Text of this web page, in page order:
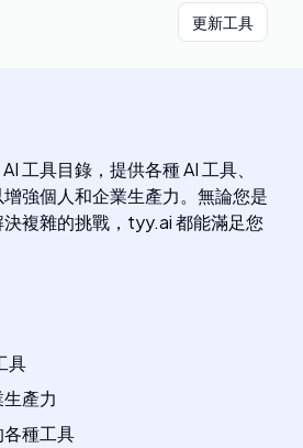
更新工具
工具目錄，提供各種 AI 工具、
強個人和企業生產力。無論您是
複雜的挑戰，tyy.ai 都能滿足您
具
產力
種工具